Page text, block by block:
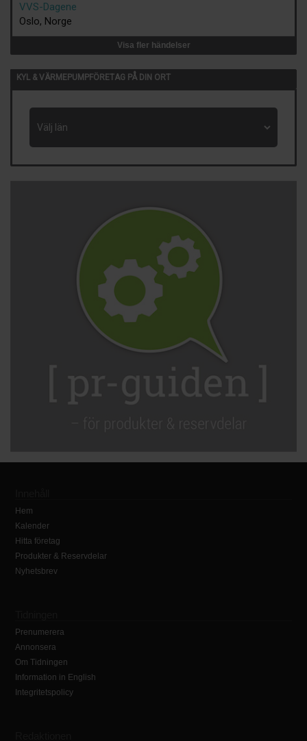
VVS-Dagene
Oslo, Norge
Visa fler händelser
KYL & VÄRMEPUMPFÖRETAG PÅ DIN ORT
Hem
Kalender
Hitta företag
Produkter & Reservdelar
Nyhetsbrev
Prenumerera
Annonsera
Om Tidningen
Information in English
Integritetspolicy